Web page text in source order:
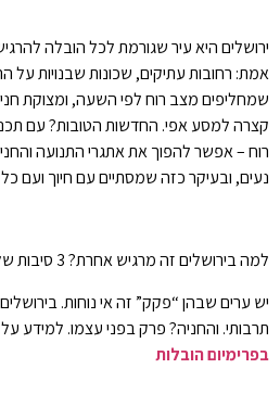
ירושלים היא עיר שגורמת לכל הובלה
אמת: רחובות עתיקים, שכונות שבנויות על
שמחליפים מצב רוח לפי השעה, ומצוקת
קצרה למסע אפי. החדשות הטובות? עם
רוח – אפשר להפוך את אתגרי התנועה
נעים, ובעיקר כזה שמסתיים עם חיוך ועם
למה בירושלים זה מרגיש אחרת? 3 סיבות שלא כתובות באף אפליקציה
יש ערים שבהן “פקק” זה אי נוחות.
תרבותי. והחניה? פרק בפני עצמו. למידע על
בפרימיום הובלות